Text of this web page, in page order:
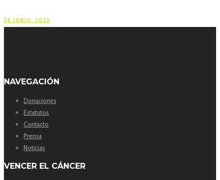
28 JUNIO, 2023
NAVEGACIÓN
Donaciones
Estatutos
Contacto
Prensa
Noticias
VENCER EL CÁNCER